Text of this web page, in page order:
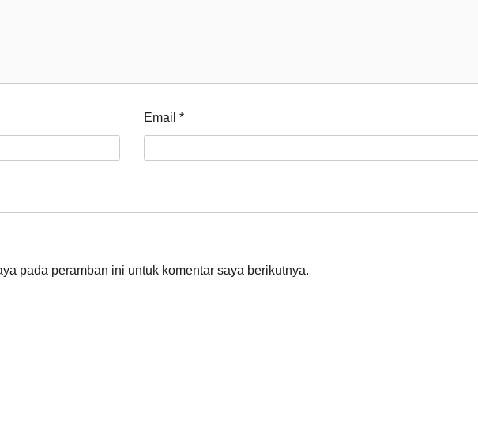
Email*
pada peramban ini untuk komentar saya berikutnya.